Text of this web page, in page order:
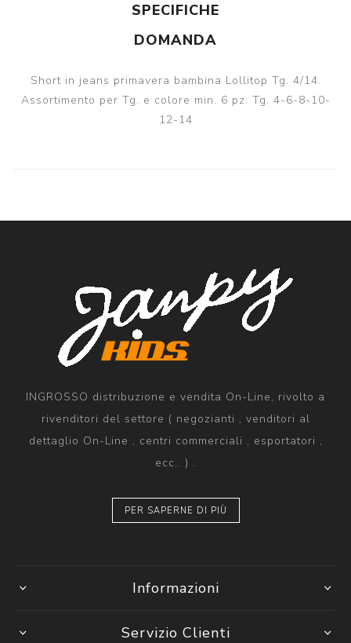
SPECIFICHE
DOMANDA
Short in jeans primavera bambina Lollitop Tg. 4/14.
Assortimento per Tg. e colore min. 6 pz. Tg. 4-6-8-10-
12-14
INGROSSO distribuzione e vendita On-Line, rivolto a
rivenditori del settore ( negozianti , venditori al
dettaglio On-Line , centri commerciali , esportatori ,
ecc.. ) .
PER SAPERNE DI PIÙ
Informazioni
Servizio Clienti